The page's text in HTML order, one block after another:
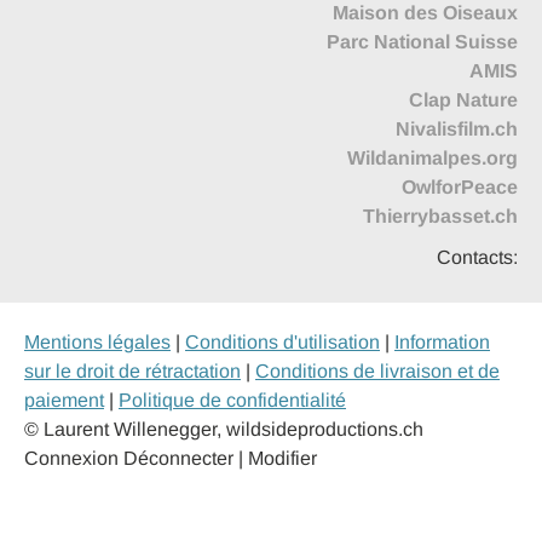
Maison des Oiseaux
Parc National Suisse
AMIS
Clap Nature
Nivalisfilm.ch
Wildanimalpes.org
OwlforPeace
Thierrybasset.ch
Contacts:
Mentions légales | Conditions d'utilisation | Information
sur le droit de rétractation | Conditions de livraison et de
paiement | Politique de confidentialité
© Laurent Willenegger, wildsideproductions.ch
Connexion Déconnecter | Modifier